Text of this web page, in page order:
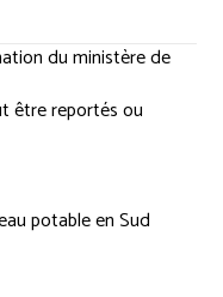
du ministère de
être reportés ou
potable en Sud